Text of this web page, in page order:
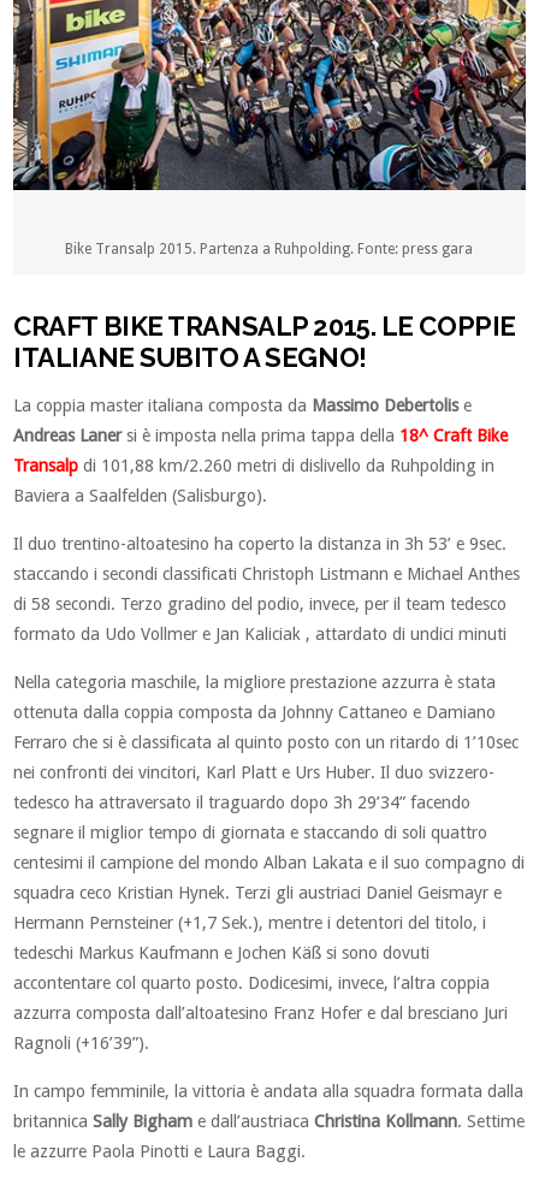
Bike Transalp 2015. Partenza a Ruhpolding. Fonte: press gara
CRAFT BIKE TRANSALP 2015. LE COPPIE
ITALIANE SUBITO A SEGNO!
La coppia master italiana composta da Massimo Debertolise
Andreas Lanersi è imposta nella prima tappa della 18^ Craft Bike
Transalp di 101,88 km/2.260 metri di dislivello da Ruhpolding in
Baviera a Saalfelden (Salisburgo).
Il duo trentino-altoatesino ha coperto la distanza in 3h 53’ e 9sec.
staccando i secondi classificati Christoph Listmann e Michael Anthes
di 58 secondi. Terzo gradino del podio, invece, per il team tedesco
formato da Udo Vollmer e Jan Kaliciak , attardato di undici minuti
Nella categoria maschile, la migliore prestazione azzurra è stata
ottenuta dalla coppia composta da Johnny Cattaneo e Damiano
Ferraro che si è classificata al quinto posto con un ritardo di 1’10sec
nei confronti dei vincitori, Karl Platt e Urs Huber. Il duo svizzero-
tedesco ha attraversato il traguardo dopo 3h 29’34” facendo
segnare il miglior tempo di giornata e staccando di soli quattro
centesimi il campione del mondo Alban Lakata e il suo compagno di
squadra ceco Kristian Hynek. Terzi gli austriaci Daniel Geismayr e
Hermann Pernsteiner (+1,7 Sek.), mentre i detentori del titolo, i
tedeschi Markus Kaufmann e Jochen Käß si sono dovuti
accontentare col quarto posto. Dodicesimi, invece, l’altra coppia
azzurra composta dall’altoatesino Franz Hofer e dal bresciano Juri
Ragnoli (+16’39”).
In campo femminile, la vittoria è andata alla squadra formata dalla
britannicaSally Bigham e dall’austriacaChristina Kollmann. Settime
le azzurre Paola Pinotti e Laura Baggi.